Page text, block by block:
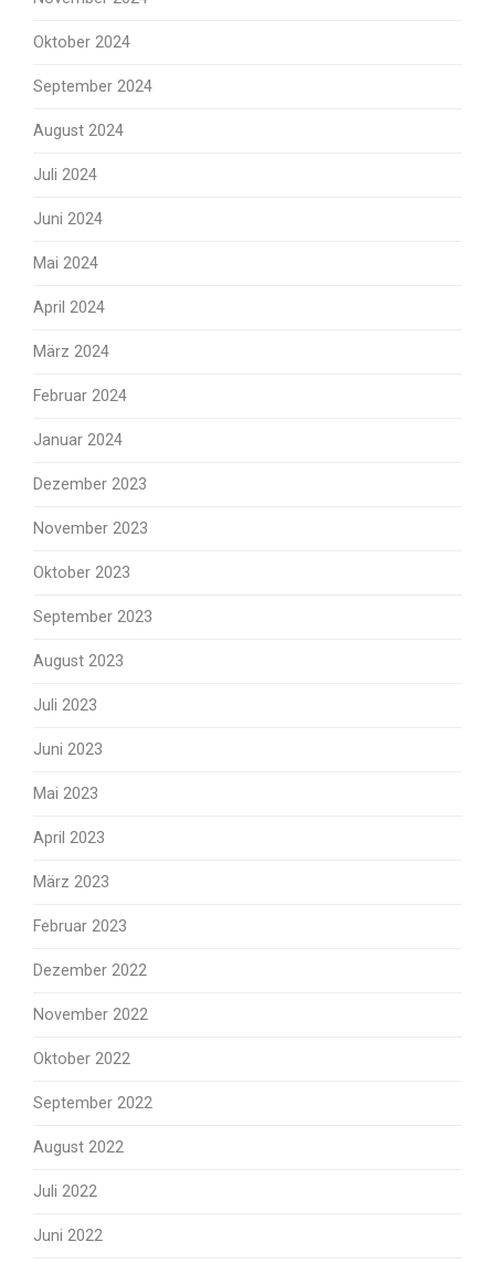
Oktober 2024
September 2024
August 2024
Juli 2024
Juni 2024
Mai 2024
April 2024
März 2024
Februar 2024
Januar 2024
Dezember 2023
November 2023
Oktober 2023
September 2023
August 2023
Juli 2023
Juni 2023
Mai 2023
April 2023
März 2023
Februar 2023
Dezember 2022
November 2022
Oktober 2022
September 2022
August 2022
Juli 2022
Juni 2022